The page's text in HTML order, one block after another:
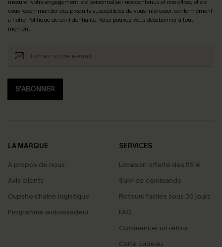
mesurer votre engagement, de personnaliser nos contenus et nos offres, et de
vous recommander des produits susceptibles de vous intéresser, conformément
à notre Politique de confidentialité. Vous pouvez vous désabonner à tout
moment.
S'ABONNER
LA MARQUE
À propos de nous
Avis clients
Cupshe chaîne logistique
Programme ambassadeur
SERVICES
Livraison offerte dès 55 €
Suivi de commande
Retours faciles sous 30 jours
FAQ
Commencer un retour
Carte cadeau